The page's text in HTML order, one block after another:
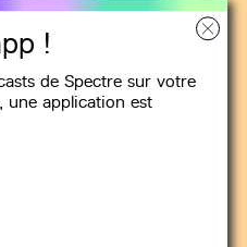
!
de Spectre sur votre
uneapplication est